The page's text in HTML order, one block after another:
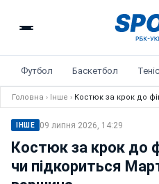
Футбол Баскетбол Теніс
Головна › Інше › Костюк за крок до
ІНШЕ 09 липня 2026, 14:29
Костюк за крок до
чи підкориться